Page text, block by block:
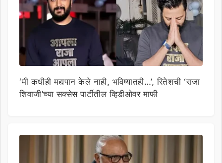
‘मी कधीही मद्यपान केले नाही, भविष्यातही…’, रितेशची ‘राजा
शिवाजी’च्या सक्सेस पार्टीतील व्हिडीओवर माफी